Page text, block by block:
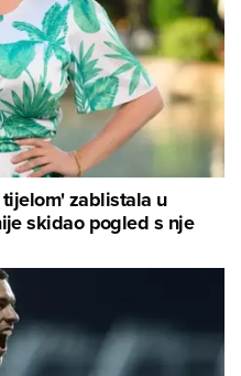
zablistala u
skidao pogled s nje